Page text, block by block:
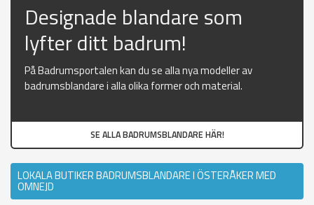
Designade blandare som
lyfter ditt badrum!
På Badrumsportalen kan du se alla nya modeller av
badrumsblandare i alla olika former och material.
SE ALLA BADRUMSBLANDARE HÄR!
LOKALA BUTIKER BADRUMSBLANDARE I ÖSTERÅKER MED
OMNEJD